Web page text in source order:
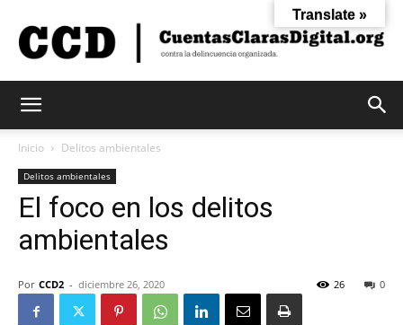
Claras
Inicio Delitos ambientales
Delitos ambientales
El foco en los delitos
ambientales
Por CCD2 - diciembre 26, 2020 0
26
Translate »